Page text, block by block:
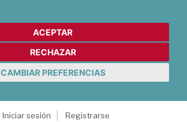
ACEPTAR
RECHAZAR
CAMBIAR PREFERENCIAS
Iniciar sesión
Registrarse